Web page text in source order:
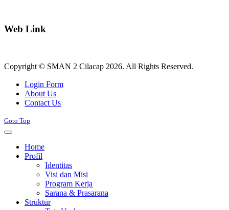
Web Link
Copyright © SMAN 2 Cilacap 2026. All Rights Reserved.
Login Form
About Us
Contact Us
Goto Top
Home
Profil
Identitas
Visi dan Misi
Program Kerja
Sarana & Prasarana
Struktur